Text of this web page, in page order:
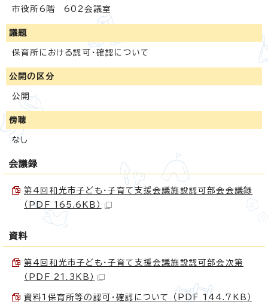
市役所6階 602会議室
議題
保育所における認可・確認について
公開の区分
公開
傍聴
なし
会議録
第4回和光市子ども・子育て支援会議施設認可部会会議録
（PDF 165.6KB）
資料
第4回和光市子ども・子育て支援会議施設認可部会次第
（PDF 21.3KB）
資料1保育所等の認可・確認について （PDF 144.7KB）